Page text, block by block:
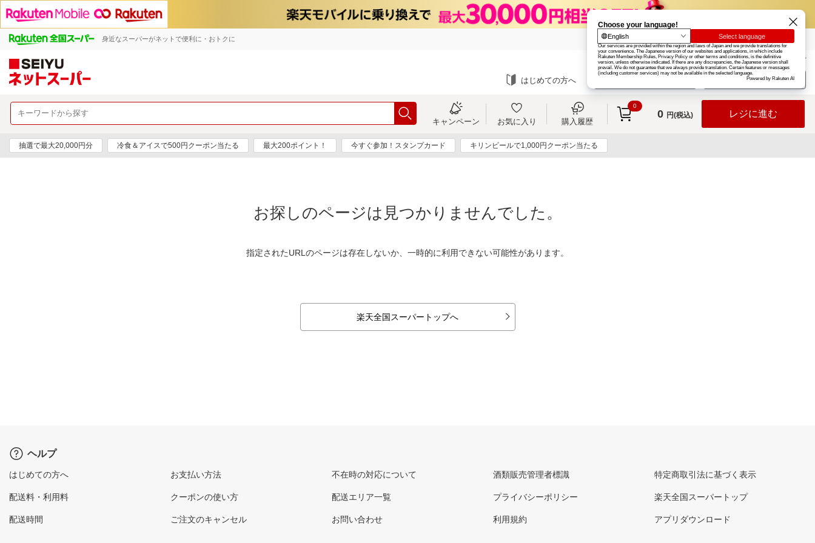
身近なスーパーがネットで便利に・おトクに 楽天グループ カード
お知らせ ヘルプ
はじめての方へ ログイン
キャンペーン お気に入り 購入履歴
0
0 円(税込) レジに進む
抽選で最大20,000円分 冷食＆アイスで500円クーポン当たる 最大200ポイント！ 今すぐ参加！スタンプカード キリンビールで1,000円クーポン当たる
お探しのページは見つかりませんでした。
指定されたURLのページは存在しないか、一時的に利用できない可能性があります。
楽天全国スーパートップへ
ヘルプ
はじめての方へ
配送料・利用料
配送時間
お支払い方法
クーポンの使い方
ご注文のキャンセル
不在時の対応について
配送エリア一覧
お問い合わせ
酒類販売管理者標識
プライバシーポリシー
利用規約
特定商取引法に基づく表示
楽天全国スーパートップ
アプリダウンロード